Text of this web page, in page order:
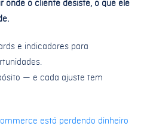
onde o cliente desiste, o que ele
e indicadores para
— e cada ajuste tem
está perdendo dinheiro